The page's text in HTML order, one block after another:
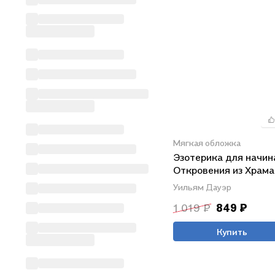
Мягкая обложка
Эзотерика для
Откровения из Храма
Человечества 44
эзотерического
Уильям Дауэр
1 019 ₽ 849 ₽
Купить